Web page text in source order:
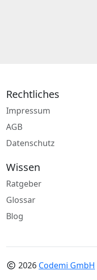
Rechtliches
Impressum
AGB
Datenschutz
Wissen
Ratgeber
Glossar
Blog
2026 Codemi GmbH